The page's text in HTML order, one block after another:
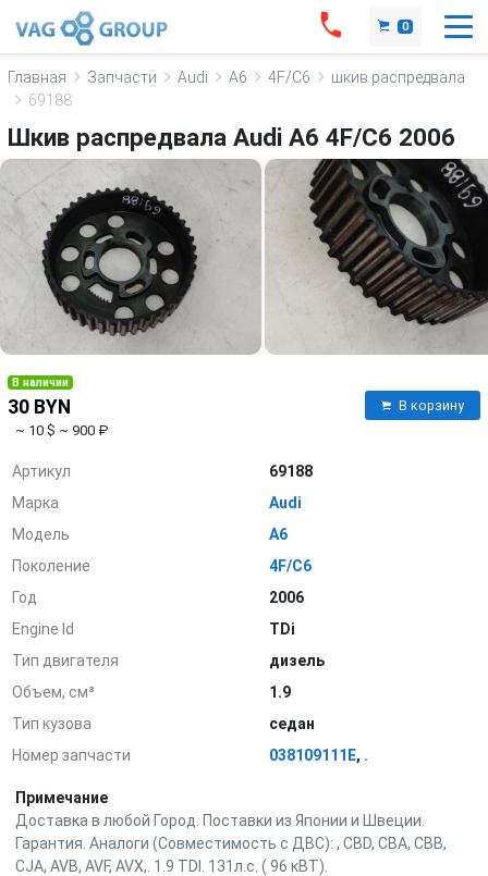
0
Главная Запчасти Audi A6 4F/C6
шкив распредвала
69188
Шкив распредвала Audi A6 4F/C6 2006
В наличии
30 BYN
~ 10 $ ~ 900 ₽
В корзину
Артикул
69188
Марка
Audi
Модель
A6
Поколение
4F/C6
Год
2006
Engine Id
TDi
Тип двигателя
дизель
Объем, см³
1.9
Тип кузова
седан
Номер запчасти
038109111E, .
Примечание
Доставка в любой Город. Поставки из Японии и Швеции.
Гарантия. Аналоги (Совместимость с ДВС): , CBD, CBA, CBB,
CJA, AVB, AVF, AVX,. 1.9 TDI. 131л.с. ( 96 кВТ).